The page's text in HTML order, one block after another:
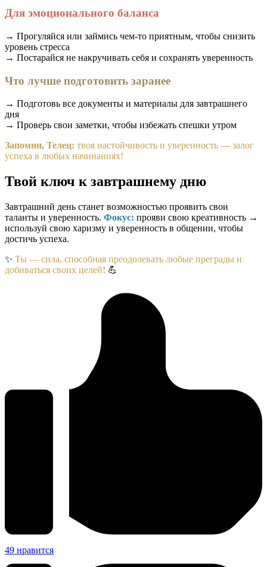
Для эмоционального баланса
→ Прогуляйся или займись чем-то приятным, чтобы снизить
уровень стресса
→ Постарайся не накручивать себя и сохранять уверенность
Что лучше подготовить заранее
→ Подготовь все документы и материалы для завтрашнего
дня
→ Проверь свои заметки, чтобы избежать спешки утром
Запомни, Телец: твоя настойчивость и уверенность — залог
успеха в любых начинаниях!
Твой ключ к завтрашнему дню
Завтрашний день станет возможностью проявить свои
таланты и уверенность. Фокус: прояви свою креативность →
используй свою харизму и уверенность в общении, чтобы
достичь успеха.
✨ Ты — сила, способная преодолевать любые преграды и
добиваться своих целей! 💪
49 нравится